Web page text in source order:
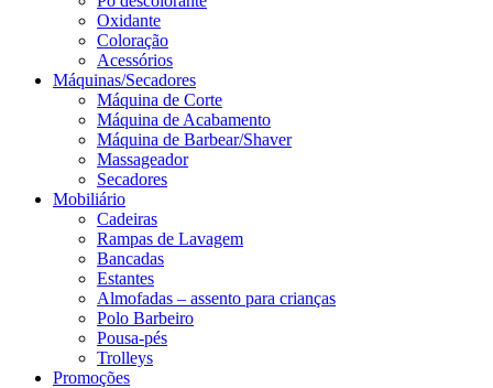
Oxidante
Coloração
Acessórios
Máquinas/Secadores
Máquina de Corte
Máquina de Acabamento
Máquina de Barbear/Shaver
Massageador
Secadores
Mobiliário
Cadeiras
Rampas de Lavagem
Bancadas
Estantes
Almofadas – assento para crianças
Polo Barbeiro
Pousa-pés
Trolleys
Promoções